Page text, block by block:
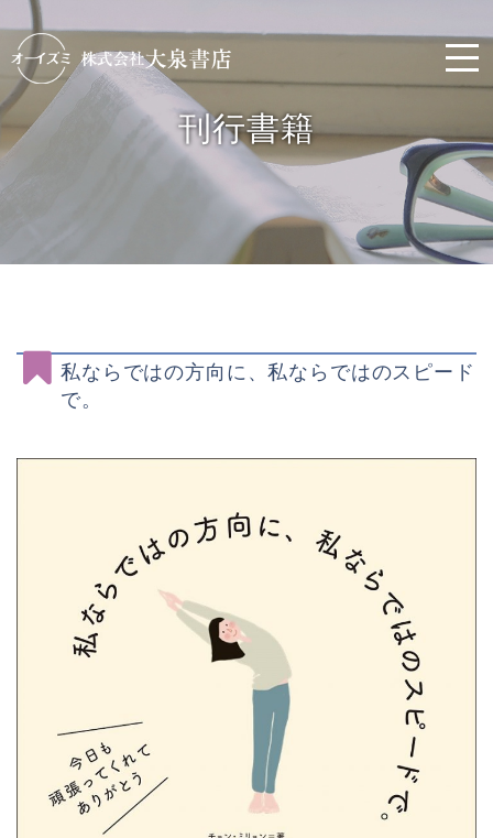
刊行書籍
私ならではの方向に、私ならではのスピード
で。